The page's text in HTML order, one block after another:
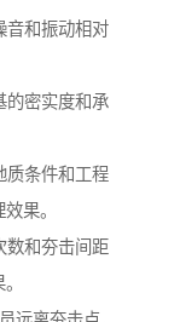
音和振动相对
的密实度和承
质条件和工程
果。
数和夯击间距